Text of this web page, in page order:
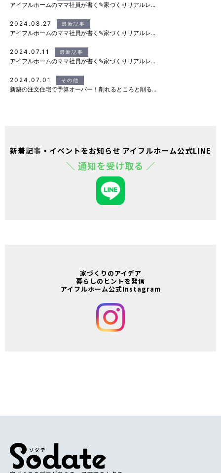
アイフルホームのママ社員が書く✎家づくりリアルレ...
2024.08.27 最新記事
アイフルホームのママ社員が書く✎家づくりリアルレ...
2024.07.11 最新記事
アイフルホームのママ社員が書く✎家づくりリアルレ...
2024.07.01 その他
新築の注文住宅で予算オーバー！削れるところと削る...
新着記事・イベントをお知らせ アイフルホーム公式LINE
＼ 通知を受け取る ／
家づくりのアイデア
暮らしのヒントを発信
アイフルホーム公式Instagram